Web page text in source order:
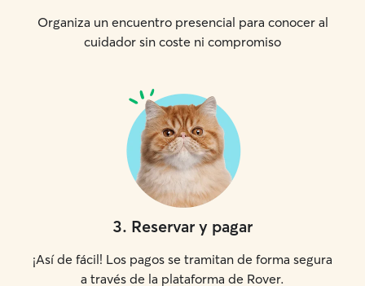
Organiza un encuentro presencial para conocer al
cuidador sin coste ni compromiso
3. Reservar y pagar
¡Así de fácil! Los pagos se tramitan de forma segura
a través de la plataforma de Rover.